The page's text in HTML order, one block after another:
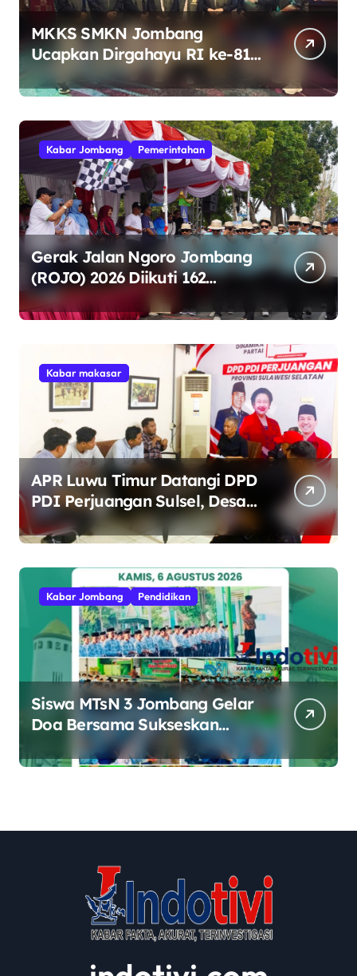
MKKS SMKN Jombang
Ucapkan Dirgahayu RI ke-81
Indonesia Berdaulat, Adil, dan
Makmur
Kabar Jombang Pemerintahan
Gerak Jalan Ngoro Jombang
(ROJO) 2026 Diikuti 162
Peserta, Bupati Jombang
Tekankan Disiplin dan
Kabar makasar
APR Luwu Timur Datangi DPD
PDI Perjuangan Sulsel, Desak
Evaluasi Ketua DPRD Lutim
Kabar Jombang Pendidikan
Siswa MTsN 3 Jombang Gelar
Doa Bersama Sukseskan
Muktamar ke-35 NU di
Tambakberas